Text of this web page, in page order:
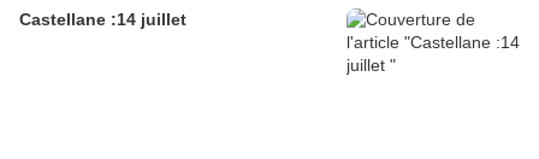
Castellane :14 juillet